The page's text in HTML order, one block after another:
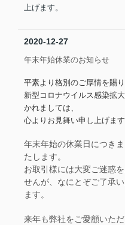
上げます。
2020-12-27
年末年始休業のお知らせ
平素より格別のご厚情を賜
新型コロナウイルス感染拡
かれましては、
心よりお見舞い申し上げます
年末年始の休業日につき
たします。
お取引様には大変ご迷惑
せんが、なにとぞご了承
ます。
来年も弊社をご愛顧いた